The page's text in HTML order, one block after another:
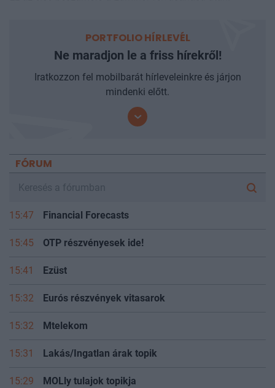
PORTFOLIO HÍRLEVÉL
Ne maradjon le a friss hírekről!
Iratkozzon fel mobilbarát hírleveleinkre és járjon
mindenki előtt.
FÓRUM
15:47 Financial Forecasts
15:45 OTP részvényesek ide!
15:41 Ezüst
15:32 Eurós részvények vitasarok
15:32 Mtelekom
15:31 Lakás/Ingatlan árak topik
15:29 MOLly tulajok topikja